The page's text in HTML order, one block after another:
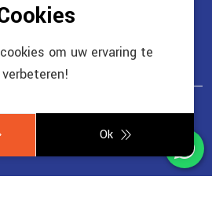
om uw ervaring te
verbeteren!
Ok